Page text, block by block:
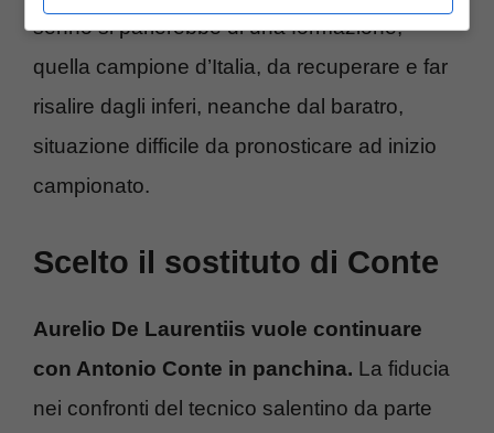
sennò si parlerebbe di una formazione,
quella campione d’Italia, da recuperare e far
risalire dagli inferi, neanche dal baratro,
situazione difficile da pronosticare ad inizio
campionato.
Scelto il sostituto di Conte
Aurelio De Laurentiis vuole continuare
con Antonio Conte in panchina. La fiducia
nei confronti del tecnico salentino da parte